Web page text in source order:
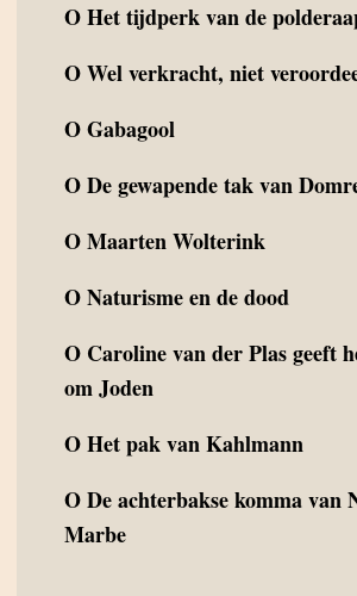
OHet tijdperk van de
OWel verkracht, niet
OGabagool
ODe gewapende tak van
OMaarten Wolterink
ONaturisme en de dood
O Caroline van der Plas geeft
om Joden
OHet pak van Kahlmann
ODe achterbakse komma van
Marbe